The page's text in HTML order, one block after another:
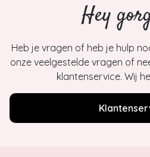
Hey
Heb je vragen of heb je hulp
onze veelgestelde vragen of
klantenservice. Wij